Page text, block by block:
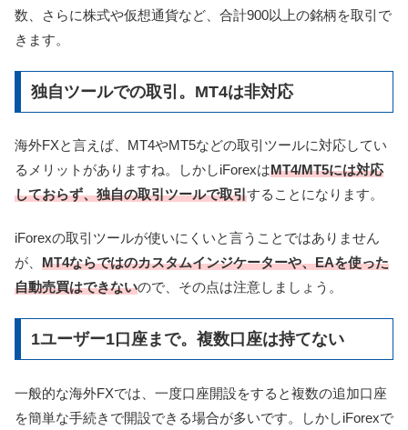
数、さらに株式や仮想通貨など、合計900以上の銘柄を取引で
きます。
独自ツールでの取引。MT4は非対応
海外FXと言えば、MT4やMT5などの取引ツールに対応してい
るメリットがありますね。しかしiForexはMT4/MT5には対応
しておらず、独自の取引ツールで取引することになります。
iForexの取引ツールが使いにくいと言うことではありません
が、 MT4ならではのカスタムインジケーターや、EAを使った
自動売買はできないので、その点は注意しましょう。
1ユーザー1口座まで。複数口座は持てない
一般的な海外FXでは、一度口座開設をすると複数の追加口座
を簡単な手続きで開設できる場合が多いです。しかしiForexで